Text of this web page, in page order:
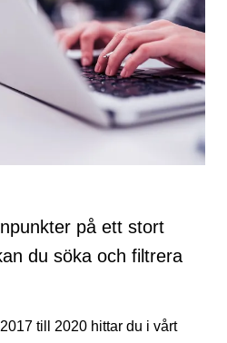
på ett stort
du söka och filtrera
till 2020 hittar du i vårt